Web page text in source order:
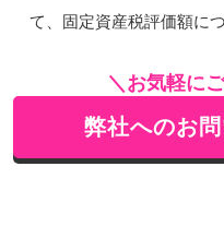
て、固定資産税評価額に
＼お気軽に
弊社へのお